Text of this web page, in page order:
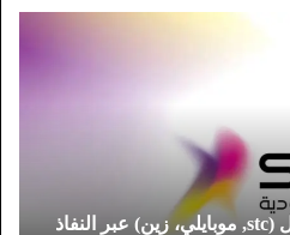
خطوات توثيق شريحة الاتصال (stc, موبايلي، زين) عبر النفاذ